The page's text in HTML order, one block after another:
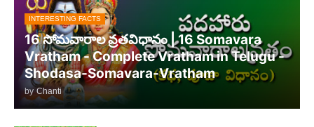
INTERESTING FACTS
16 సోమవారాల వ్రతవిధానం | 16 Somavara
Vratham - Complete Vratham in Telugu -
Shodasa-Somavara-Vratham
by Chanti